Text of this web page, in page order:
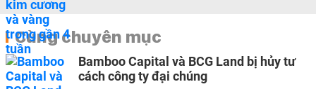
Cùng chuyên mục
Bamboo Capital và BCG Land bị hủy tư
cách công ty đại chúng